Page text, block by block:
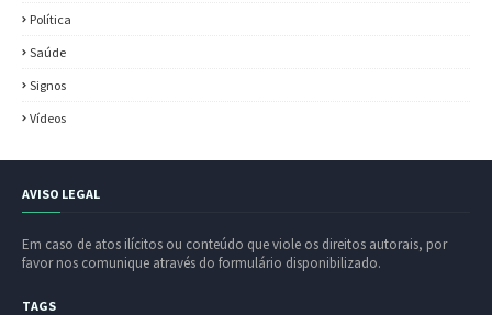
Política
Saúde
Signos
Vídeos
AVISO LEGAL
Em caso de atos ilícitos ou conteúdo que viole os direitos autorais, por
favor nos comunique através do formulário disponibilizado.
TAGS